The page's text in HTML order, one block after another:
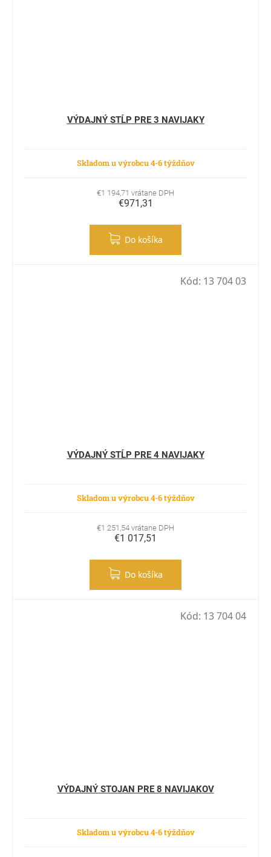
VÝDAJNÝ STĹP PRE 3 NAVIJAKY
Skladom u výrobcu 4-6 týždňov
€1 194,71 vrátane DPH
€971,31
Do košíka
VÝDAJNÝ STĹP PRE 4 NAVIJAKY
Skladom u výrobcu 4-6 týždňov
€1 251,54 vrátane DPH
€1 017,51
Do košíka
Kód: 13 704 03
VÝDAJNÝ STOJAN PRE 8 NAVIJAKOV
Skladom u výrobcu 4-6 týždňov
Kód: 13 704 04